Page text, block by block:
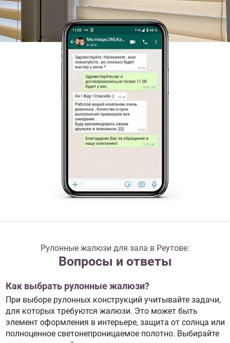
Рулонные жалюзи для зала в Реутове:
Вопросы и ответы
Как выбрать рулонные жалюзи?
При выборе рулонных конструкций учитывайте задачи,
для которых требуются жалюзи. Это может быть
элемент оформления в интерьере, защита от солнца или
полноценное светонепроницаемое полотно. Выбирайте